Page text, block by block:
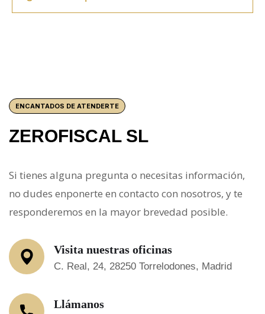
ENCANTADOS DE ATENDERTE
ZEROFISCAL SL
Si tienes alguna pregunta o necesitas información,
no dudes enponerte en contacto con nosotros, y te
responderemos en la mayor brevedad posible.
Visita nuestras oficinas
C. Real, 24, 28250 Torrelodones, Madrid
Llámanos